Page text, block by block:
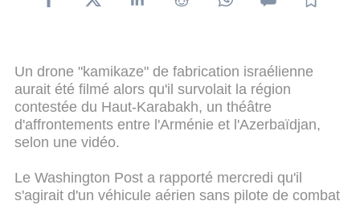
Un drone "kamikaze" de fabrication israélienne
aurait été filmé alors qu'il survolait la région
contestée du Haut-Karabakh, un théâtre
d'affrontements entre l'Arménie et l'Azerbaïdjan,
selon une vidéo.
Le Washington Post a rapporté mercredi qu'il
s'agirait d'un véhicule aérien sans pilote de combat